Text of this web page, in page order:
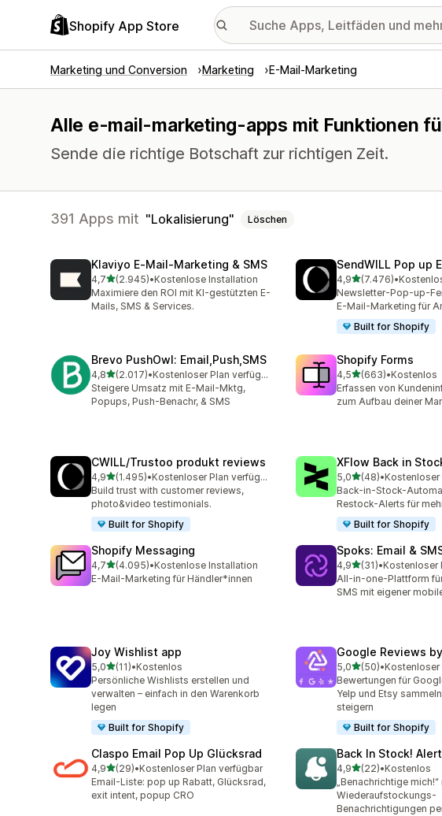
Shopify App Store
Marketing und Conversion Marketing E-Mail-Marketing
Alle e-mail-marketing-apps mit Funktionen
Sende die richtige Botschaft zur richtigen Zeit.
391 Apps mit Lokalisierung Löschen
Klaviyo E‑Mail‑Marketing & SMS
4,7von 5 Sternen
(2.945)
2945 Rezensionen insgesamt
•Kostenlose Installation
Maximiere den ROI mit KI-gestützten E-
Mails, SMS & Services.
SendWILL Pop up
4,9von 5 Sternen
(7.476)
7476 Rezensionen
•
Newsletter-Pop-up-
E-Mail-Marketing für
Built for Shopify
Brevo PushOwl: Email,Push,SMS
4,8von 5 Sternen
(2.017)
2017 Rezensionen insgesamt
•
Kostenloser Plan verfügbar
Steigere Umsatz mit E-Mail-Mktg,
Popups, Push-Benachr, & SMS
Shopify Forms
4,5von 5 Sternen
(663)
663 Rezensionen
•Kostenlos
Erfassen von
zum Aufbau deiner
CWILL/Trustoo produkt reviews
4,9von 5 Sternen
(1.495)
1495 Rezensionen insgesamt
•
Kostenloser Plan verfügbar
Build trust with customer reviews,
photo&video testimonials.
Built for Shopify
XFlow Back in
5,0von 5 Sternen
(48)
48 Rezensionen
•Kostenloser
Back-in-Stock-
Restock-Alerts für
Built for Shopify
Shopify Messaging
4,7von 5 Sternen
(4.095)
4095 Rezensionen insgesamt
•Kostenlose Installation
E-Mail-Marketing für Händler*innen
Spoks: Email &
4,9von 5 Sternen
(31)
31 Rezensionen
•Kostenloser
All-in-one-Plattform
SMS mit eigener
Joy Wishlist app
5,0von 5 Sternen
(11)
11 Rezensionen insgesamt
•Kostenlos
Persönliche Wishlists erstellen und
verwalten – einfach in den Warenkorb
legen
Built for Shopify
Google Reviews
5,0von 5 Sternen
(50)
50 Rezensionen
•Kostenloser
Bewertungen für
Yelp und Etsy
steigern
Built for Shopify
Claspo Email Pop Up Glücksrad
4,9von 5 Sternen
(29)
29 Rezensionen insgesamt
•Kostenloser Plan verfügbar
Email-Liste: pop up Rabatt, Glücksrad,
exit intent, popup CRO
Back In Stock!
4,9von 5 Sternen
(22)
22 Rezensionen
•Kostenlos
„Benachrichtige mich!“
Wiederaufstockungs-
Benachrichtigungen